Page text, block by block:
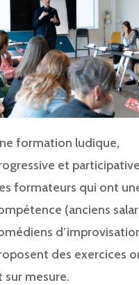
formation ludique,
et
formateurs qui ont
(anciens
des exercices
sur mesure.